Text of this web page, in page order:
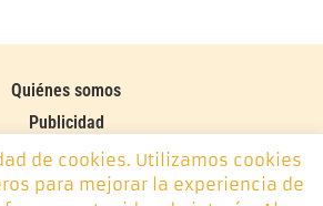
Quiénes somos
Publicidad
Contacto
de cookies
de cookies. Utilizamos cookies
para mejorar la experiencia de